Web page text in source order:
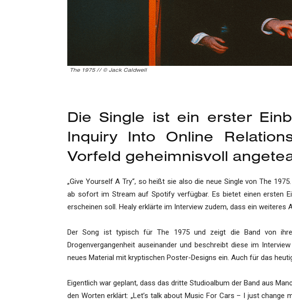
The 1975 // © Jack Caldwell
Die Single ist ein erster
Inquiry Into Online
Vorfeld geheimnisvoll
„Give Yourself A Try“, so heißt sie also die neue Single von The
ab sofort im Stream auf Spotify verfügbar. Es bietet einen ersten
erscheinen soll. Healy erklärte im Interview zudem, dass ein
Der Song ist typisch für The 1975 und zeigt die Band von
Drogenvergangenheit auseinander und beschreibt diese im
neues Material mit kryptischen Poster-Designs ein. Auch für das
Eigentlich war geplant, dass das dritte Studioalbum der Band aus
den Worten erklärt: „Let’s talk about Music For Cars – I just